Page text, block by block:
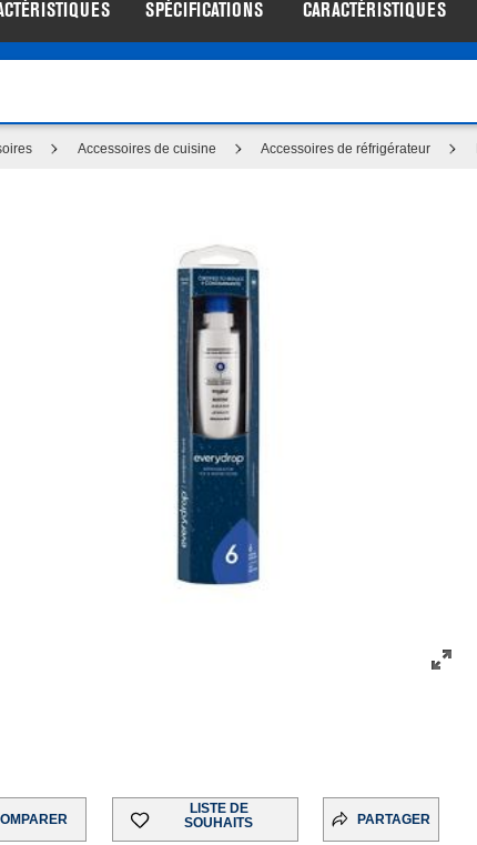
Accessoires de cuisine Accessoires de réfrigérateur
SPÉCIFICATIONS CARACTÉRISTIQUES
LISTE DE
SOUHAITS
PARTAGER